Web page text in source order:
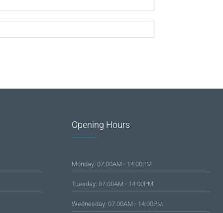
Opening Hours
Monday: 07:00AM - 14:00PM
Tuesday: 07:00AM - 14:00PM
Wednesday: 07:00AM - 14:00PM